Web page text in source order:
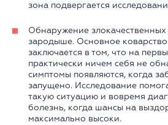
зона подвергается
Обнаружение
зародыше. Основное
заключается в том, что на
практически ничем себя не
симптомы появляются, когда
запущено. Исследование
такую ситуацию и вовремя
болезнь, когда шансы на
максимально высоки.